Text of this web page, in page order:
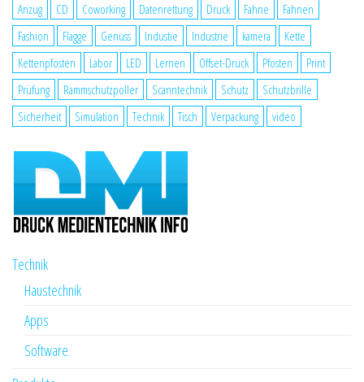
Anzug CD Coworking Datenrettung Druck Fahne
Fahnen
Fashion
Flagge Genuss Industie Industrie kamera
Kette
Kettenpfosten
Labor LED Lernen Offset-Druck Pfosten
Print
Prüfung
Rammschutzpoller Scanntechnik Schutz
Schutzbrille
Sicherheit
Simulation Technik Tisch Verpackung video
Technik
Haustechnik
Apps
Software